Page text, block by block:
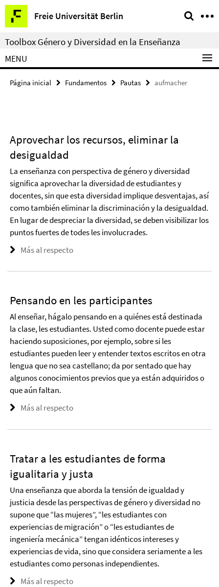
Springe
direkt
zu
Inhalt
Freie Universität Berlin
Herramientas
de
navegación
Toolbox Género y Diversidad en la Enseñanza
MENU
Página inicial Fundamentos Pautas aufmacher
Aprovechar los recursos, eliminar la
desigualdad
La enseñanza con perspectiva de género y diversidad
significa aprovechar la diversidad de estudiantes y
docentes, sin que esta diversidad implique desventajas, así
como también eliminar la discriminación y la desigualdad.
En lugar de despreciar la diversidad, se deben visibilizar los
puntos fuertes de todes les involucrades.
Más al respecto
Pensando en les participantes
Al enseñar, hágalo pensando en a quiénes está destinada
la clase, les estudiantes. Usted como docente puede estar
haciendo suposiciones, por ejemplo, sobre si les
estudiantes pueden leer y entender textos escritos en otra
lengua que no sea castellano; da por sentado que hay
algunos conocimientos previos que ya están adquiridos o
que aún faltan.
Más al respecto
Tratar a les estudiantes de forma
igualitaria y justa
Una enseñanza que aborda la tensión de igualdad y
justicia desde las perspectivas de género y diversidad no
supone que “las mujeres”, “les estudiantes con
experiencias de migración” o “les estudiantes de
ingeniería mecánica” tengan idénticos intereses y
experiencias de vida, sino que considera seriamente a les
estudiantes como personas independientes.
Más al respecto